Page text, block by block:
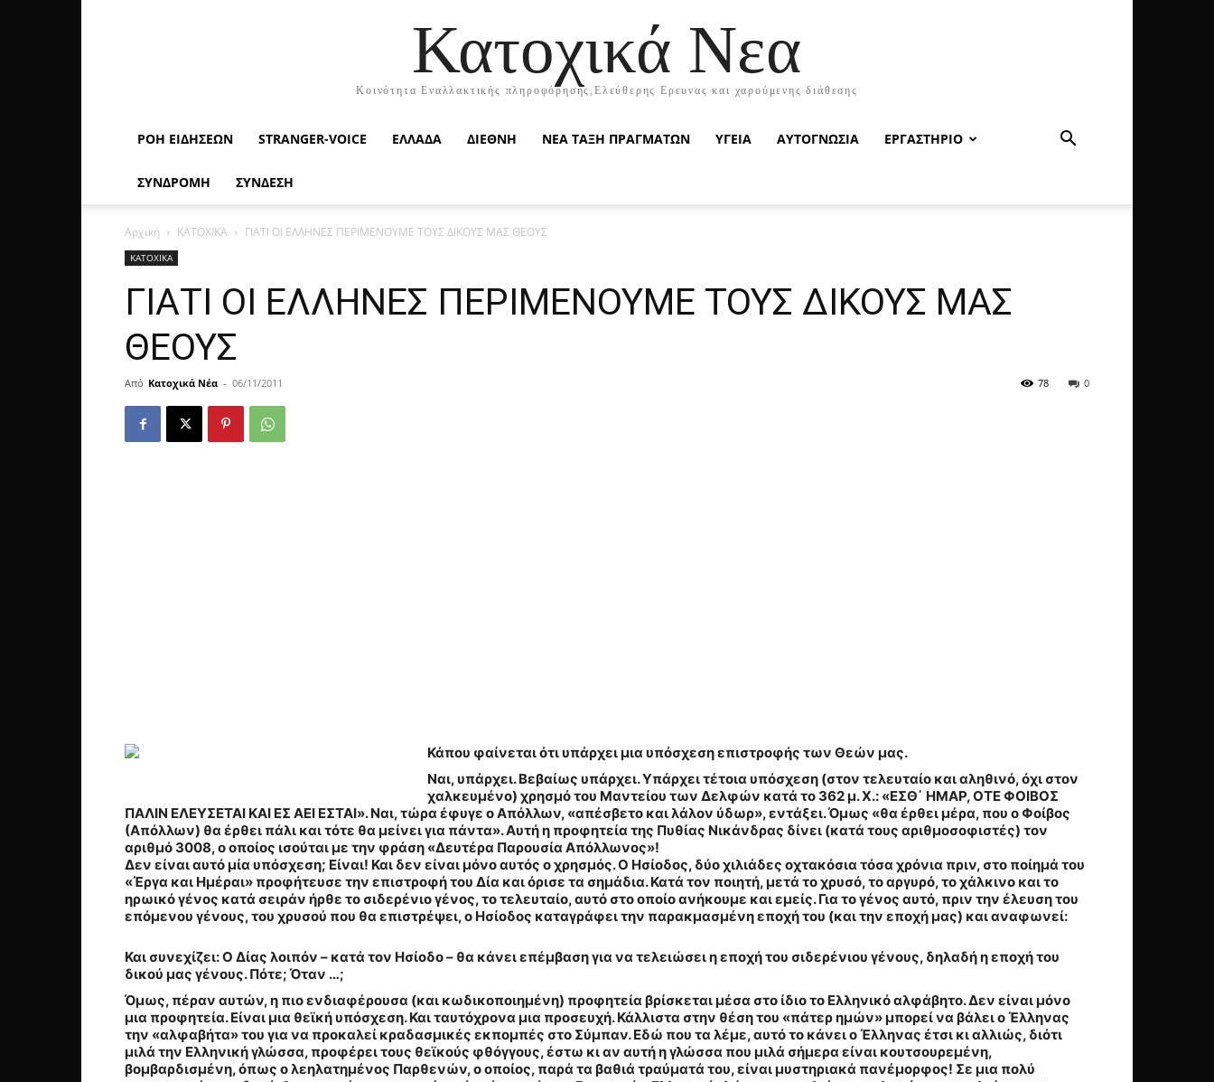
Κατοχικά Νεα
Κοινότητα Εναλλακτικής πληροφόρησης,Ελεύθερης Ερευνας και χαρούμενης διάθεσης
ΡΟΉ ΕΙΔΉΣΕΩΝ STRANGER-VOICE ΕΛΛΑΔΑ ΔΙΕΘΝΗ ΝΕΑ ΤΑΞΗ ΠΡΑΓΜΑΤΩΝ ΥΓΕΙΑ ΑΥΤΟΓΝΩΣΙΑ ΕΡΓΑΣΤΗΡΙΟ
ΣΥΝΔΡΟΜΗ ΣΥΝΔΕΣΗ
Αρχική ΚΑΤΟΧΙΚΑ ΓΙΑΤΙ ΟΙ ΕΛΛΗΝΕΣ ΠΕΡΙΜΕΝΟΥΜΕ ΤΟΥΣ ΔΙΚΟΥΣ ΜΑΣ ΘΕΟΥΣ
ΚΑΤΟΧΙΚΑ
ΓΙΑΤΙ ΟΙ ΕΛΛΗΝΕΣ ΠΕΡΙΜΕΝΟΥΜΕ ΤΟΥΣ ΔΙΚΟΥΣ ΜΑΣ
ΘΕΟΥΣ
Από Κατοχικά Νέα - 06/11/2011 0
78
Κάπου φαίνεται ότι υπάρχει μια υπόσχεση επιστροφής των Θεών μας.
Ναι, υπάρχει. Βεβαίως υπάρχει. Υπάρχει τέτοια υπόσχεση (στον τελευταίο και αληθινό, όχι στον
χαλκευμένο) χρησμό του Μαντείου των Δελφών κατά το 362 μ. Χ.: «ΕΣΘ΄ ΗΜΑΡ, ΟΤΕ ΦΟΙΒΟΣ
ΠΑΛΙΝ ΕΛΕΥΣΕΤΑΙ ΚΑΙ ΕΣ ΑΕΙ ΕΣΤΑΙ». Ναι, τώρα έφυγε ο Απόλλων, «απέσβετο και λάλον ύδωρ», εντάξει. Όμως «θα έρθει μέρα, που ο Φοίβος
(Απόλλων) θα έρθει πάλι και τότε θα μείνει για πάντα». Αυτή η προφητεία της Πυθίας Νικάνδρας δίνει (κατά τους αριθμοσοφιστές) τον
αριθμό 3008, ο οποίος ισούται με την φράση «Δευτέρα Παρουσία Απόλλωνος»!
Δεν είναι αυτό μία υπόσχεση; Είναι! Και δεν είναι μόνο αυτός ο χρησμός. Ο Ησίοδος, δύο χιλιάδες οχτακόσια τόσα χρόνια πριν, στο ποίημά του
«Έργα και Ημέραι» προφήτευσε την επιστροφή του Δία και όρισε τα σημάδια. Κατά τον ποιητή, μετά το χρυσό, το αργυρό, το χάλκινο και το
ηρωικό γένος κατά σειράν ήρθε το σιδερένιο γένος, το τελευταίο, αυτό στο οποίο ανήκουμε και εμείς. Για το γένος αυτό, πριν την έλευση του
επόμενου γένους, του χρυσού που θα επιστρέψει, ο Ησίοδος καταγράφει την παρακμασμένη εποχή του (και την εποχή μας) και αναφωνεί:
Και συνεχίζει:Ο Δίας λοιπόν – κατά τον Ησίοδο – θα κάνει επέμβαση για να τελειώσει η εποχή του σιδερένιου γένους, δηλαδή η εποχή του
δικού μας γένους. Πότε; Όταν …;
Όμως, πέραν αυτών, η πιο ενδιαφέρουσα (και κωδικοποιημένη) προφητεία βρίσκεται μέσα στο ίδιο το Ελληνικό αλφάβητο. Δεν είναι μόνο
μια προφητεία. Είναι μια θεϊκή υπόσχεση. Και ταυτόχρονα μια προσευχή. Κάλλιστα στην θέση του «πάτερ ημών» μπορεί να βάλει ο Έλληνας
την «αλφαβήτα» του για να προκαλεί κραδασμικές εκπομπές στο Σύμπαν. Εδώ που τα λέμε, αυτό το κάνει ο Έλληνας έτσι κι αλλιώς, διότι
μιλά την Ελληνική γλώσσα, προφέρει τους θεϊκούς φθόγγους, έστω κι αν αυτή η γλώσσα που μιλά σήμερα είναι κουτσουρεμένη,
βομβαρδισμένη, όπως ο λεηλατημένος Παρθενών, ο οποίος, παρά τα βαθιά τραύματά του, είναι μυστηριακά πανέμορφος! Σε μια πολύ